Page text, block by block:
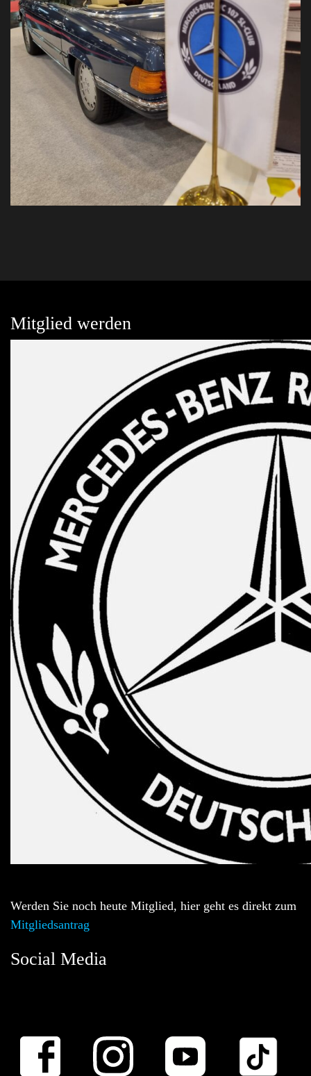
Mitglied werden
Werden Sie noch heute Mitglied, hier geht es direkt zum
Mitgliedsantrag
Social Media